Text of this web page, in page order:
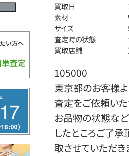
買取日
素材
サイズ
査定時の状態
買取店舗
105000
東京都のお客様よ
査定をご依頼いた
お品物の状態など
したところご了
取させていただき